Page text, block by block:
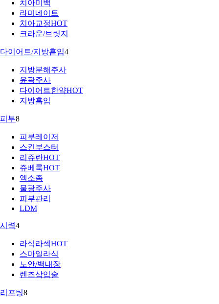
치아미백
라미네이트
치아교정HOT
크라운/브릿지
다이어트/지방흡입4
지방분해주사
윤곽주사
다이어트한약HOT
지방흡입
피부8
피부레이저
스킨부스터
리쥬란HOT
쥬베룩HOT
엑소좀
물광주사
피부관리
LDM
시력4
라식라섹HOT
스마일라식
노안/백내장
렌즈삽입술
리프팅8